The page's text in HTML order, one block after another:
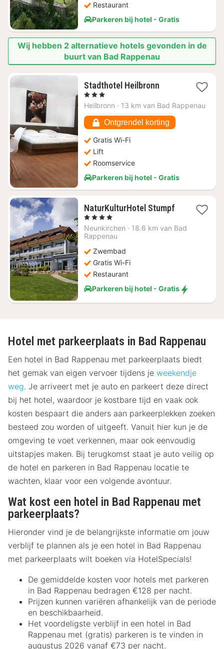
Restaurant
Parkeren bij hotel - Gratis
Wij hebben 2 alternatieve hotels gevonden in de
buurt van Bad Rappenau
Stadthotel Heilbronn1
vanaf
93,11
, 3 Sterren
Heilbronn · 13 km van Bad Rappenau
Ontgrendel korting
Gratis Wi-Fi
Lift
Roomservice
Parkeren bij hotel - Gratis
NaturKulturHotel Stumpf1
vanaf
, 4 Sterren
Neunkirchen · 18.6 km van Bad
Rappenau
Zwembad
Gratis Wi-Fi
Restaurant
Parkeren bij hotel - Gratis
Hotel met parkeerplaats in Bad Rappenau
Een hotel in Bad Rappenau met parkeerplaats biedt
het gemak van eigen vervoer tijdens je weekendje
weg. Je arriveert met je auto en parkeert deze direct
bij het hotel, waardoor je kostbare tijd en vaak ook
kosten bespaart die anders aan parkeerplekken zoeken
besteed zou worden of uitgeeft. Vanuit hier kun je de
omgeving te voet verkennen, maar ook eenvoudig
uitstapjes maken. Bij terugkomst staat je auto veilig op
de hotel en parkeren in Bad Rappenau locatie te
wachten, klaar voor een volgende avontuur.
Wat kost een hotel in Bad Rappenau met
parkeerplaats?
Hieronder vind je de belangrijkste informatie om jouw
verblijf te plannen als je een hotel in Bad Rappenau
met parkeerplaats wilt boeken via HotelSpecials!
De gemiddelde kosten voor hotels met parkeren
in Bad Rappenau bedragen €128 per nacht.
Prijzen kunnen variëren afhankelijk van de periode
en beschikbaarheid.
Het voordeligste verblijf in een hotel in Bad
Rappenau met (gratis) parkeren is te vinden in
augustus 2026 vanaf €73 per nacht.